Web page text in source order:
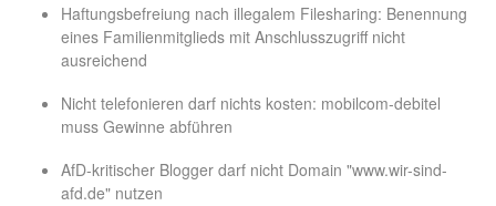
Haftungsbefreiung nach illegalem Filesharing: Benennung
eines Familienmitglieds mit Anschlusszugriff nicht
ausreichend
Nicht telefonieren darf nichts kosten: mobilcom-debitel
muss Gewinne abführen
AfD-kritischer Blogger darf nicht Domain "www.wir-sind-
afd.de" nutzen